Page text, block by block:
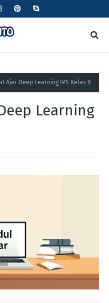
Ajar Deep Learning IPS Kelas 9
Learning